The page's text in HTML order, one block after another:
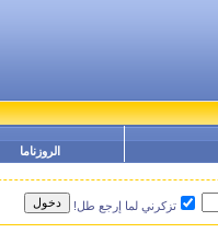
الروزناما
تزكرني لما إرجع طل!